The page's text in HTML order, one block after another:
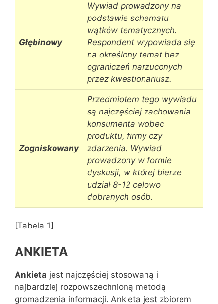
Głębinowy
Wywiad prowadzony na
podstawie schematu
wątków tematycznych.
Respondent wypowiada się
na określony temat bez
ograniczeń narzuconych
przez kwestionariusz.
Zogniskowany
Przedmiotem tego wywiadu
są najczęściej zachowania
konsumenta wobec
produktu, firmy czy
zdarzenia. Wywiad
prowadzony w formie
dyskusji, w której bierze
udział 8-12 celowo
dobranych osób.
[Tabela 1]
ANKIETA
Ankieta jest najczęściej stosowaną i
najbardziej rozpowszechnioną metodą
gromadzenia informacji. Ankieta jest zbiorem